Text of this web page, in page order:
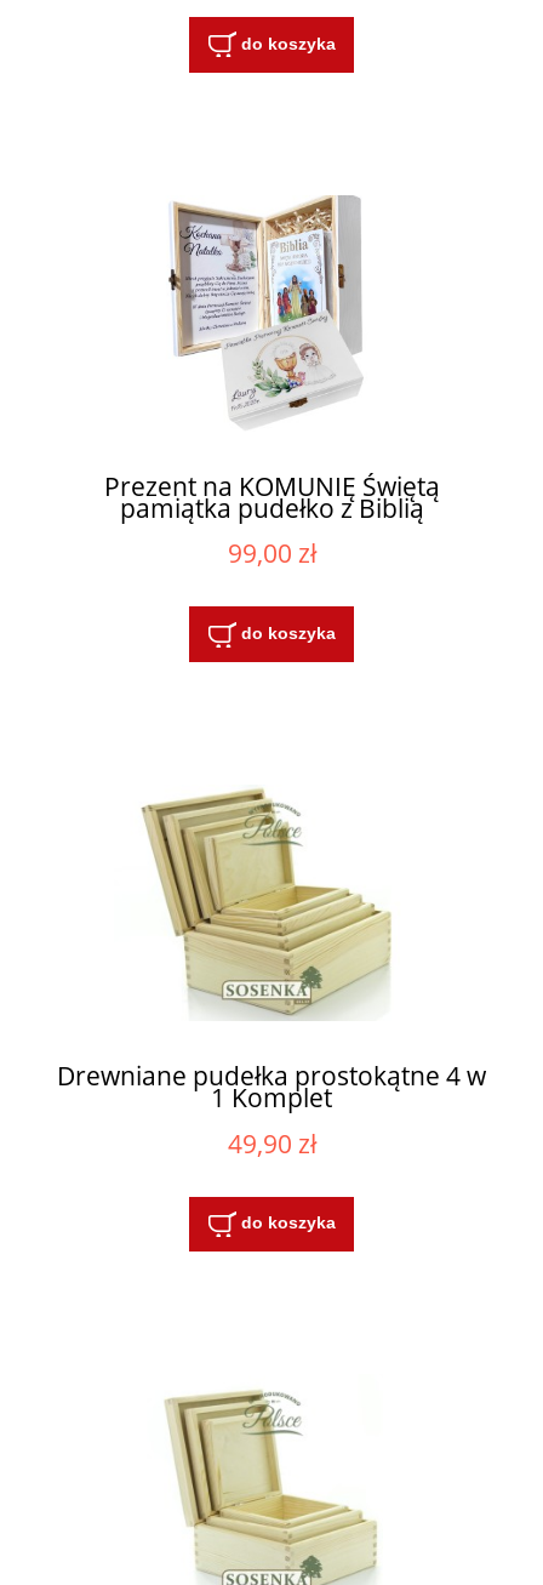
do koszyka
Prezent na KOMUNIĘ Świętą
pamiątka pudełko z Biblią
99,00 zł
do koszyka
Drewniane pudełka prostokątne 4 w
1 Komplet
49,90 zł
do koszyka